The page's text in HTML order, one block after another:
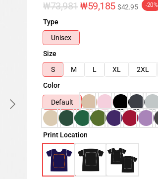
₩73,981 ₩59,185 $42.95 -20%
Type
Unisex
Size
S
M L XL 2XL
Color
Default
Print Location